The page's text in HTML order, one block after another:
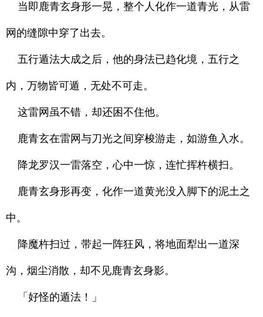
当即鹿青玄身形一晃，整个人化作一道青光，从雷
网的缝隙中穿了出去。
五行遁法大成之后，他的身法已趋化境，五行之
内，万物皆可遁，无处不可走。
这雷网虽不错，却还困不住他。
鹿青玄在雷网与刀光之间穿梭游走，如游鱼入水。
降龙罗汉一雷落空，心中一惊，连忙挥杵横扫。
鹿青玄身形再变，化作一道黄光没入脚下的泥土之
中。
降魔杵扫过，带起一阵狂风，将地面犁出一道深
沟，烟尘消散，却不见鹿青玄身影。
「好怪的遁法！」